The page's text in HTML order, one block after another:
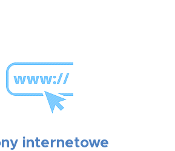
internetowe